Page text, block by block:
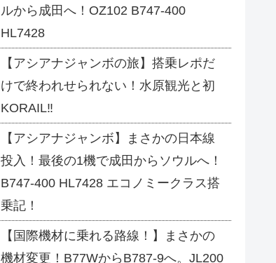
ルから成田へ！OZ102 B747-400
HL7428
【アシアナジャンボの旅】搭乗レポだ
けで終われせられない！水原観光と初
KORAIL‼
【アシアナジャンボ】まさかの日本線
投入！最後の1機で成田からソウルへ！
B747-400 HL7428 エコノミークラス搭
乗記！
【国際機材に乗れる路線！】まさかの
機材変更！B77WからB787-9へ。JL200